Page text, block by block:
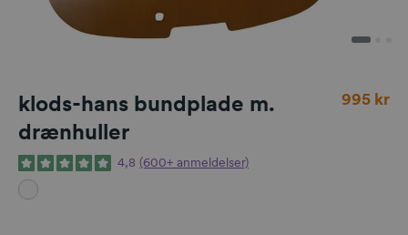
klods-hans bundplade m.
drænhuller
995 kr
4,8 (600+ anmeldelser)